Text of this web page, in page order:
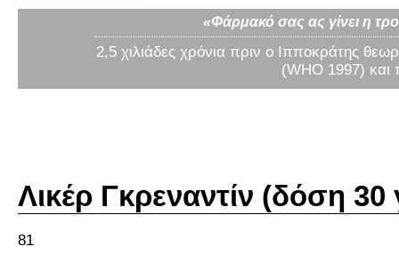
«Φάρμακό σας ας γίνει η
2,5 χιλιάδες χρόνια πριν ο Ιπποκράτης
(WHO 1997) και
Λικέρ Γκρεναντίν (δόση 30
81